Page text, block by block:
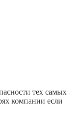
тех самых
компании если